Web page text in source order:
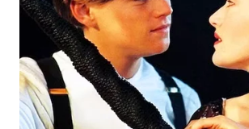
Wahana
WAHANA
NEWS